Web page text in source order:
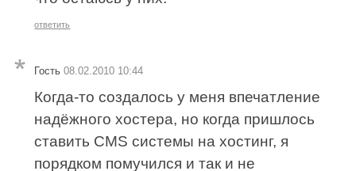
ответить
Гость 08.02.2010 10:44
Когда-то создалось у меня впечатление
надёжного хостера, но когда пришлось
ставить CMS системы на хостинг, я
порядком помучился и так и не